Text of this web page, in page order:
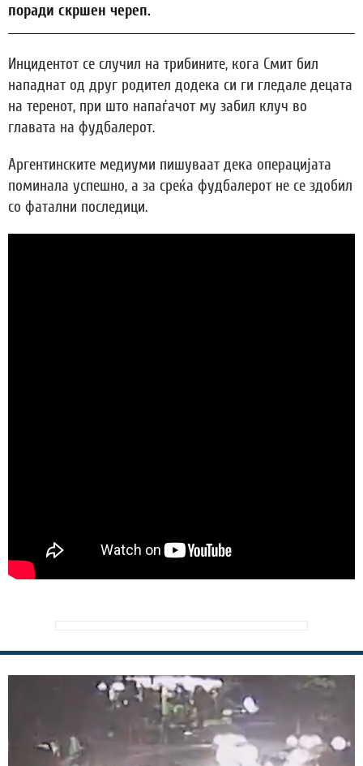
поради скршен череп.
Инцидентот се случил на трибините, кога Смит бил
нападнат од друг родител додека си ги гледале децата
на теренот, при што напаѓачот му забил клуч во
главата на фудбалерот.
Аргентинските медиуми пишуваат дека операцијата
поминала успешно, а за среќа фудбалерот не се здобил
со фатални последици.